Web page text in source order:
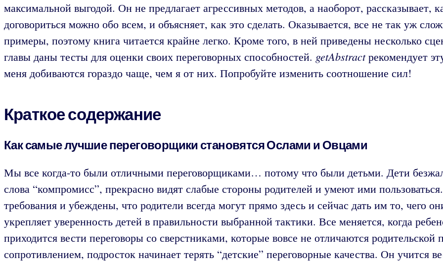
максимальной выгодой. Он не предлагает агрессивных методов, а наоборот, рассказывает,
договориться можно обо всем, и объясняет, как это сделать. Оказывается, все не так уж
примеры, поэтому книга читается крайне легко. Кроме того, в ней приведены несколько
главы даны тесты для оценки своих переговорных способностей. getAbstractрекомендует
меня добиваются гораздо чаще, чем я от них. Попробуйте изменить соотношение сил!
Краткое содержание
Как самые лучшие переговорщики становятся Ослами и Овцами
Мы все когда-то были отличными переговорщиками… потому что были детьми. Дети
слова “компромисс”, прекрасно видят слабые стороны родителей и умеют ими
требования и убеждены, что родители всегда могут прямо здесь и сейчас дать им то, чего
укрепляет уверенность детей в правильности выбранной тактики. Все меняется, когда
приходится вести переговоры со сверстниками, которые вовсе не отличаются родительской
сопротивлением, подросток начинает терять “детские” переговорные качества. Он учится